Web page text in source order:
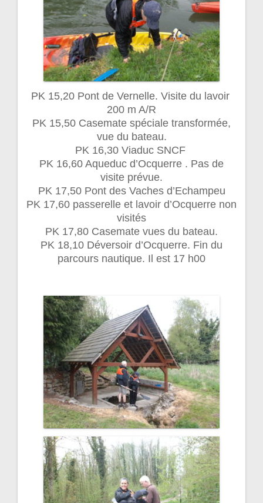
PK 15,20 Pont de Vernelle. Visite du lavoir
200 m A/R
PK 15,50 Casemate spéciale transformée,
vue du bateau.
PK 16,30 Viaduc SNCF
PK 16,60 Aqueduc d’Ocquerre . Pas de
visite prévue.
PK 17,50 Pont des Vaches d’Echampeu
PK 17,60 passerelle et lavoir d’Ocquerre non
visités
PK 17,80 Casemate vues du bateau.
PK 18,10 Déversoir d’Ocquerre. Fin du
parcours nautique. Il est 17 h00